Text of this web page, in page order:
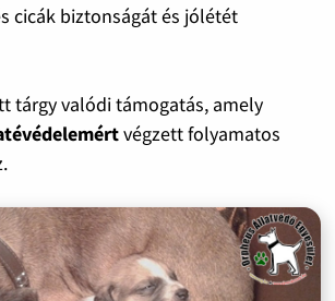
cicák biztonságát és jólétét
tárgy valódi támogatás, amely
végzett folyamatos